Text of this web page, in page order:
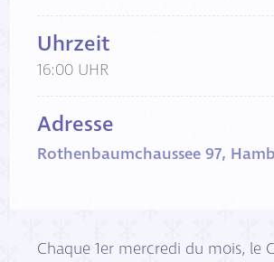
Uhrzeit
16:00 UHR
Adresse
Rothenbaumchaussee 97,
Chaque 1er mercredi du mois, le